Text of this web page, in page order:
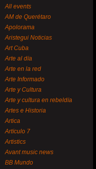
All events
AM de Querétaro
Apolorama
Aristegui Noticias
Art Cuba
Arte al día
Arte en la red
Arte Informado
Arte y Cultura
Arte y cultura en rebeldía
Artes e Historia
Artica
Artículo 7
Artistics
Avant music news
BB Mundo